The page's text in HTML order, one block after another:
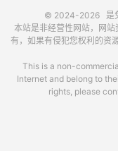
© 2024-2026 是
本站是非经营性网站，网
有，如果有侵犯您权利的资
This is a non-
Internet and belong to
rights, please